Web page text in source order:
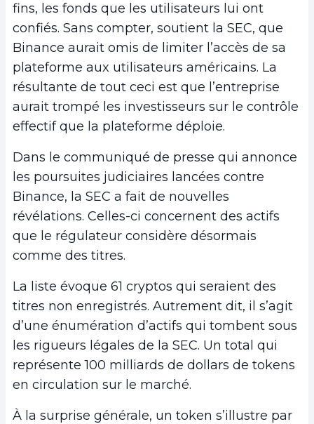
fins, les fonds que les utilisateurs lui ont
confiés. Sans compter, soutient la SEC, que
Binance aurait omis de limiter l’accès de sa
plateforme aux utilisateurs américains. La
résultante de tout ceci est que l’entreprise
aurait trompé les investisseurs sur le contrôle
effectif que la plateforme déploie.
Dans le communiqué de presse qui annonce
les poursuites judiciaires lancées contre
Binance, la SEC a fait de nouvelles
révélations. Celles-ci concernent des actifs
que le régulateur considère désormais
comme des titres.
La liste évoque 61 cryptos qui seraient des
titres non enregistrés. Autrement dit, il s’agit
d’une énumération d’actifs qui tombent sous
les rigueurs légales de la SEC. Un total qui
représente 100 milliards de dollars de tokens
en circulation sur le marché.
À la surprise générale, un token s’illustre par